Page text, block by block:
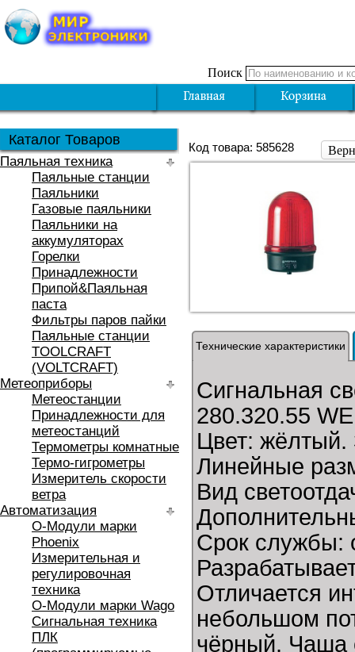
Поиск
Каталог Товаров
Паяльная техника
Паяльные станции
Паяльники
Газовые паяльники
Паяльники на
аккумуляторах
Горелки
Принадлежности
Припой&Паяльная
паста
Фильтры паров пайки
Паяльные станции
TOOLCRAFT
(VOLTCRAFT)
Метеоприборы
Метеостанции
Принадлежности для
метеостанций
Термометры комнатные
Термо-гигрометры
Измеритель скорости
ветра
Автоматизация
O-Модули марки
Phoenix
Измерительная и
регулировочная
техника
O-Модули марки Wago
Сигнальная техника
ПЛК
Код товара: 585628
Технические характеристики
Сигнальная
280.320.55
Цвет: жёлтый.
Линейные
Вид
Срок службы:
Отличается
небольшом
чёрный. Чаша